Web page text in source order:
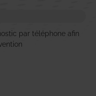
par téléphone afin